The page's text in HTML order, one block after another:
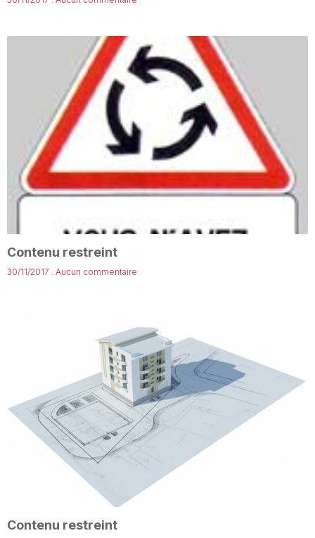
Contenu restreint
30/11/2017 Aucun commentaire
Contenu restreint